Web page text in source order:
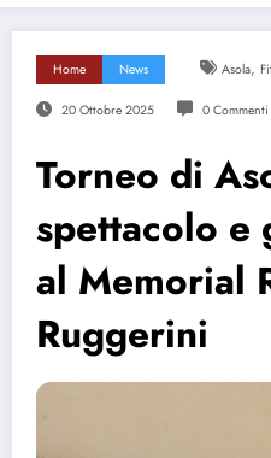
Home News Asola,
20 Ottobre 2025 0 Commenti
Torneo di
spettacolo e
al Memorial
Ruggerini